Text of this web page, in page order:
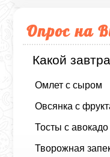
Опрос на
Какой
Омлет с сыром
Овсянка с
Тосты с авокадо
Творожная